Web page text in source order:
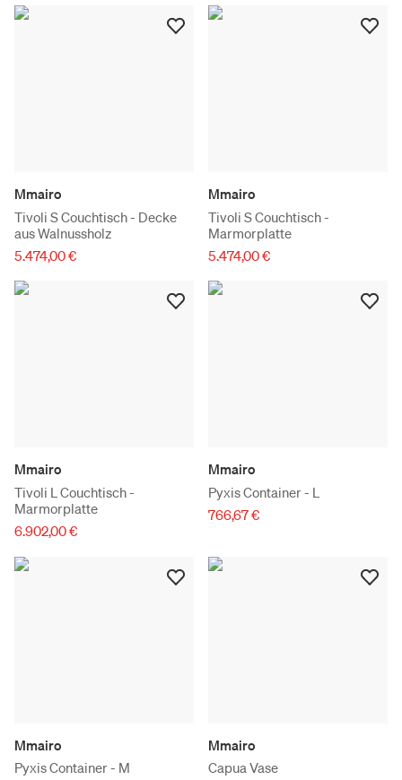
Mmairo
Tivoli S Couchtisch - Decke
aus Walnussholz
5.474,00 €
Mmairo
Tivoli S Couchtisch -
Marmorplatte
5.474,00 €
Mmairo
Tivoli L Couchtisch -
Marmorplatte
6.902,00 €
Mmairo
Pyxis Container - L
766,67 €
Mmairo
Pyxis Container - M
Mmairo
Capua Vase